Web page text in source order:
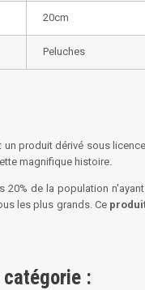
20cm
Peluches
un produit dérivé sous
magnifique histoire.
de la population
les plus grands. Ce
: